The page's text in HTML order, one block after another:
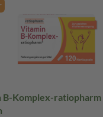
Komplex-ratiopharm 120 St